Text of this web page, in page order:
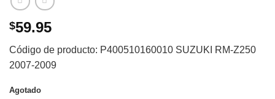
$59.95
Código de producto: P400510160010 SUZUKI RM-Z250
2007-2009
Agotado